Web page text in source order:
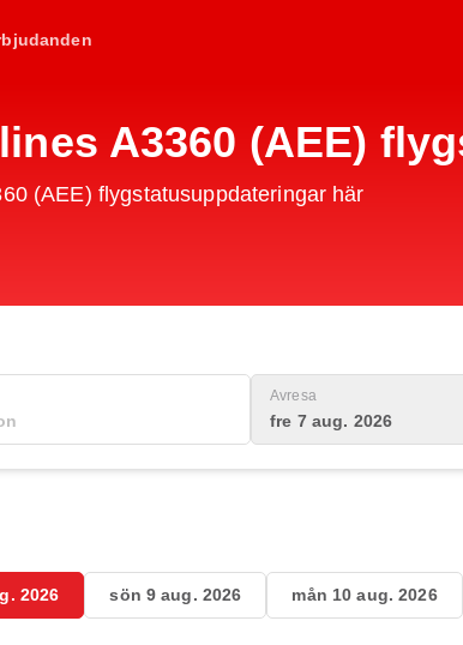
A3360 (AEE)
(AEE) flygstatusuppdateringar här
Avresa
fre 7 aug. 2026
2026 sön 9 aug. 2026 mån 10 aug. 2026